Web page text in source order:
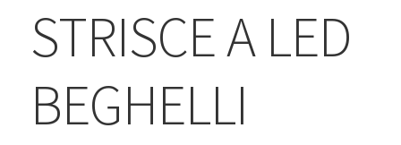
Contatti & Assistenza
Accedi/Registrati
STRISCE A LED
BEGHELLI